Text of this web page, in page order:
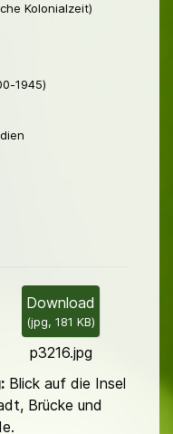
Kolonialzeit)
1945)
Download
(jpg, 181 KB)
p3216.jpg
Blick auf die Insel
Brücke und